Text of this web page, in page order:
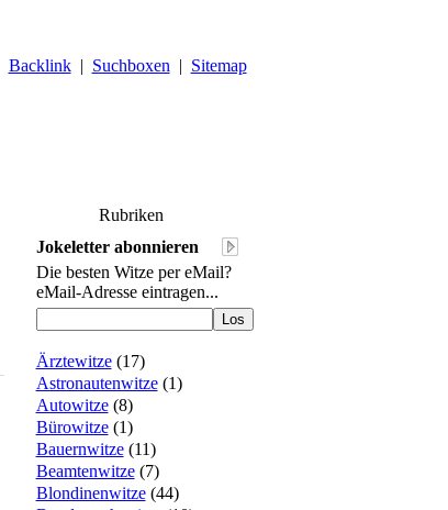
Backlink| Suchboxen | Sitemap
Rubriken
Jokeletter abonnieren
Die besten Witze per eMail?
eMail-Adresse eintragen...
Ärztewitze(17)
Astronautenwitze(1)
Autowitze(8)
Bürowitze(1)
Bauernwitze(11)
Beamtenwitze(7)
Blondinenwitze(44)